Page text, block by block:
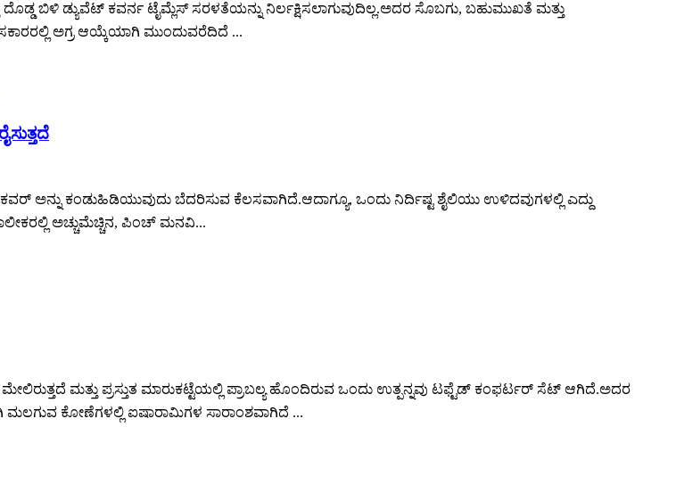
ಬಿಳಿ ಡ್ಯುವೆಟ್ ಕವರ್ನ ಟೈಮ್ಲೆಸ್ ಸರಳತೆಯನ್ನು ನಿರ್ಲಕ್ಷಿಸಲಾಗುವುದಿಲ್ಲ.ಅದರ ಸೊಬಗು, ಬಹುಮುಖತೆ ಮತ್ತು
ಅಗ್ರ ಆಯ್ಕೆಯಾಗಿ ಮುಂದುವರೆದಿದೆ ...
ಅನ್ನು ಕಂಡುಹಿಡಿಯುವುದು ಬೆದರಿಸುವ ಕೆಲಸವಾಗಿದೆ.ಆದಾಗ್ಯೂ, ಒಂದು ನಿರ್ದಿಷ್ಟ ಶೈಲಿಯು ಉಳಿದವುಗಳಲ್ಲಿ ಎದ್ದು
ಅಚ್ಚುಮೆಚ್ಚಿನ, ಪಿಂಚ್ ಮನವಿ...
ಮತ್ತು ಪ್ರಸ್ತುತ ಮಾರುಕಟ್ಟೆಯಲ್ಲಿ ಪ್ರಾಬಲ್ಯ ಹೊಂದಿರುವ ಒಂದು ಉತ್ಪನ್ನವು ಟಫ್ಟೆಡ್ ಕಂಫರ್ಟರ್ ಸೆಟ್ ಆಗಿದೆ.ಅದರ
ಕೋಣೆಗಳಲ್ಲಿ ಐಷಾರಾಮಿಗಳ ಸಾರಾಂಶವಾಗಿದೆ ...